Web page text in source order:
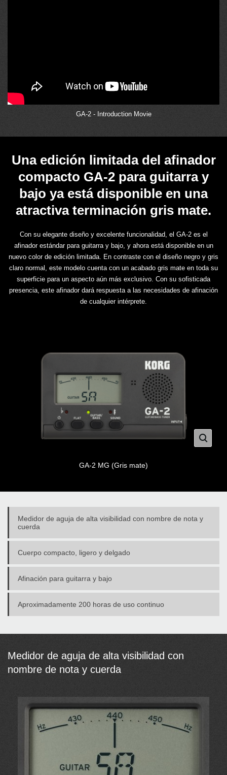
GA-2 - Introduction Movie
Una edición limitada del afinador
compacto GA-2 para guitarra y
bajo ya está disponible en una
atractiva terminación gris mate.
Con su elegante diseño y excelente funcionalidad, el GA-2 es el
afinador estándar para guitarra y bajo, y ahora está disponible en un
nuevo color de edición limitada. En contraste con el diseño negro y gris
claro normal, este modelo cuenta con un acabado gris mate en toda su
superficie para un aspecto aún más exclusivo. Con su sofisticada
presencia, este afinador dará respuesta a las necesidades de afinación
de cualquier intérprete.
GA-2 MG (Gris mate)
Medidor de aguja de alta visibilidad con nombre de nota y
cuerda
Cuerpo compacto, ligero y delgado
Afinación para guitarra y bajo
Aproximadamente 200 horas de uso continuo
Medidor de aguja de alta visibilidad con
nombre de nota y cuerda